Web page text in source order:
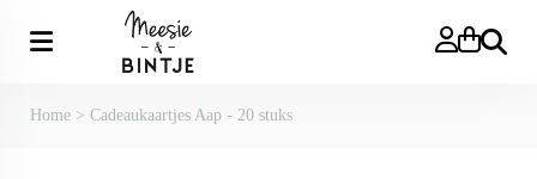
Zoeken
Home > Cadeaukaartjes Aap - 20 stuks